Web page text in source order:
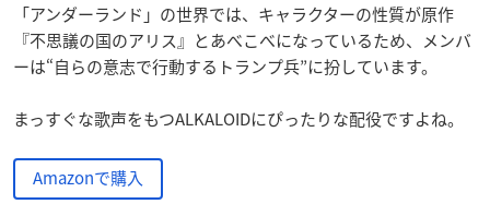
「アンダーランド」の世界では、キャラクターの性質が原作
『不思議の国のアリス』とあべこべになっているため、メンバ
ーは“自らの意志で行動するトランプ兵”に扮しています。
まっすぐな歌声をもつALKALOIDにぴったりな配役ですよね。
Amazonで購入